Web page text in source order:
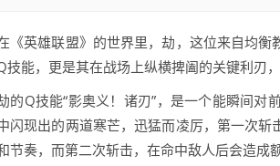
《英雄联盟》的世界里，劫，这位来自均
技能，更是其在战场上纵横捭阖的关键利刃
的Q技能“影奥义！诸刃”，是一个能瞬间
闪现出的两道寒芒，迅猛而凌厉，第一次
节奏，而第二次斩击，在命中敌人后会造成